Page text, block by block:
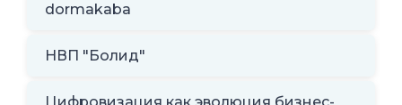
dormakaba
НВП "Болид"